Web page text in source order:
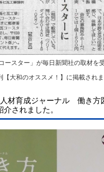
せ
ースター」が毎日新聞社の取材を受
【大和のオススメ！】に掲載されま
材育成ジャーナル 働き方
されました。